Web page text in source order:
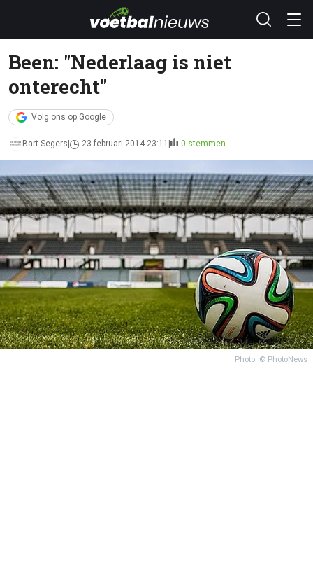
Been: "Nederlaag is niet
onterecht"
Volg ons op Google
Bart Segers 23 februari 2014 23:11 0 stemmen
Photo: © PhotoNews